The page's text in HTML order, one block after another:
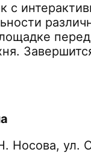
с
перед
Носова, ул.